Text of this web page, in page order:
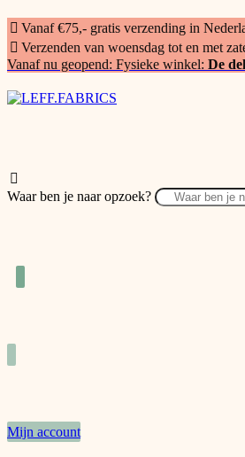
Vanaf €75,- gratis verzending in
Verzenden van woensdag tot en met
Vanaf nu geopend: Fysieke winkel: De
Waar ben je naar opzoek?
Mijn account